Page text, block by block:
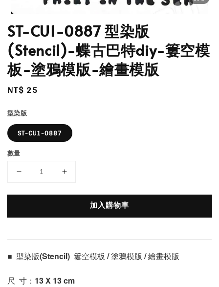
ST-CU1-0887 型染版
(Stencil)-蝶古巴特diy-簍空模
板-塗鴉模版-繪畫模版
Regular
NT$ 25
型染版
ST-CU1-0887
數量
加入購物車
■  型染版(Stencil)  簍空模板 / 塗鴉模版 / 繪畫模版
尺  寸：13 X 13 cm